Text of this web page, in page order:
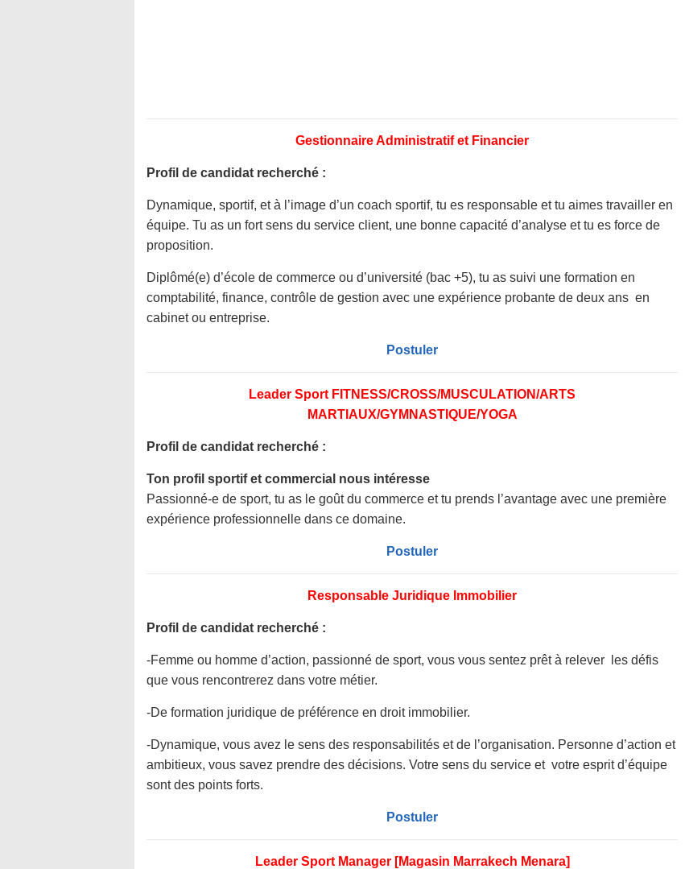
Gestionnaire Administratif et Financier
Profil de candidat recherché :
Dynamique, sportif, et à l’image d’un coach sportif, tu es responsable et tu aimes travailler en
équipe. Tu as un fort sens du service client, une bonne capacité d’analyse et tu es force de
proposition.
Diplômé(e) d’école de commerce ou d’université (bac +5), tu as suivi une formation en
comptabilité, finance, contrôle de gestion avec une expérience probante de deux ans en
cabinet ou entreprise.
Postuler
Leader Sport FITNESS/CROSS/MUSCULATION/ARTS
MARTIAUX/GYMNASTIQUE/YOGA
Profil de candidat recherché :
Ton profil sportif et commercial nous intéresse
Passionné-e de sport, tu as le goût du commerce et tu prends l’avantage avec une première
expérience professionnelle dans ce domaine.
Postuler
Responsable Juridique Immobilier
Profil de candidat recherché :
-Femme ou homme d’action, passionné de sport, vous vous sentez prêt à relever les défis
que vous rencontrerez dans votre métier.
-De formation juridique de préférence en droit immobilier.
-Dynamique, vous avez le sens des responsabilités et de l’organisation. Personne d’action et
ambitieux, vous savez prendre des décisions. Votre sens du service et votre esprit d’équipe
sont des points forts.
Postuler
Leader Sport Manager [Magasin Marrakech Menara]